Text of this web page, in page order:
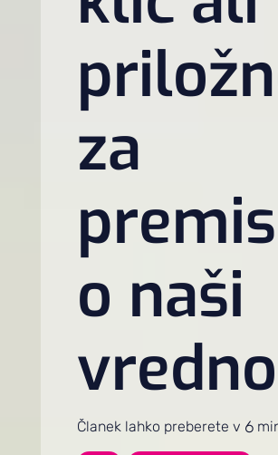
za
o naši
Članek lahko preberete v 6